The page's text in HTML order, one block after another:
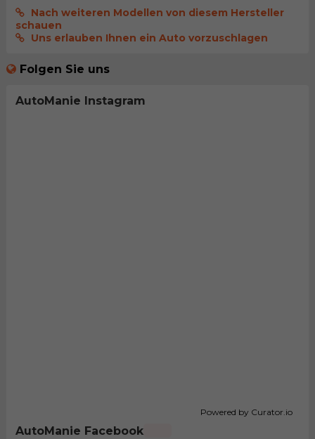
Nach weiteren Modellen von diesem Hersteller
schauen
Uns erlauben Ihnen ein Auto vorzuschlagen
Folgen Sie uns
AutoManie Instagram
Powered by Curator.io
AutoManie Facebook